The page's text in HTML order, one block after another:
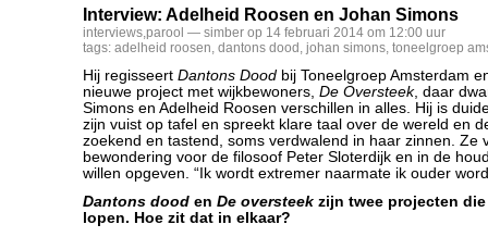
Interview: Adelheid Roosen en Johan Simons
interviews,parool — simber op 14 februari 2014 om 12:00 uur
tags: adelheid roosen, dantons dood , johan simons, toneelgroep
Hij regisseert Dantons Dood bij Toneelgroep Amsterdam
nieuwe project met wijkbewoners, De Oversteek, daar
Simons en Adelheid Roosen verschillen in alles. Hij is
zijn vuist op tafel en spreekt klare taal over de wereld en
zoekend en tastend, soms verdwalend in haar zinnen. Ze
bewondering voor de filosoof Peter Sloterdijk en in de
willen opgeven. “Ik wordt extremer naarmate ik ouder
Dantons dood en De oversteek zijn twee projecten
lopen. Hoe zit dat in elkaar?